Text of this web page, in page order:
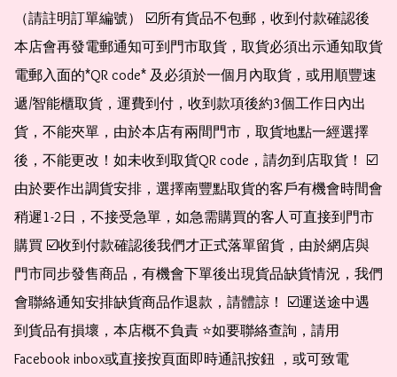
（請註明訂單編號） ☑️所有貨品不包郵，收到付款確認後
本店會再發電郵通知可到門市取貨，取貨必須出示通知取貨
電郵入面的*QR code* 及必須於一個月內取貨，或用順豐速
遞/智能櫃取貨，運費到付，收到款項後約3個工作日內出
貨，不能夾單，由於本店有兩間門市，取貨地點一經選擇
後，不能更改！如未收到取貨QR code，請勿到店取貨！ ☑️
由於要作出調貨安排，選擇南豐點取貨的客戶有機會時間會
稍遲1-2日，不接受急單，如急需購買的客人可直接到門市
購買 ☑️收到付款確認後我們才正式落單留貨，由於網店與
門市同步發售商品，有機會下單後出現貨品缺貨情況，我們
會聯絡通知安排缺貨商品作退款，請體諒！ ☑️運送途中遇
到貨品有損壞，本店概不負責 ⭐️如要聯絡查詢，請用
Facebook inbox或直接按頁面即時通訊按鈕 ，或可致電